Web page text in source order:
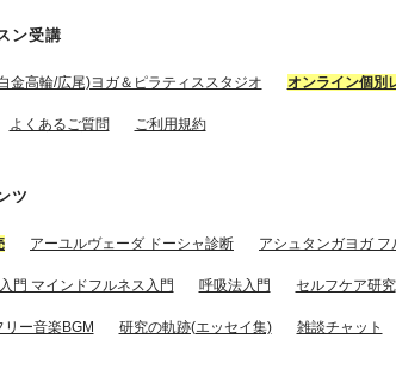
ン受講
金高輪/広尾)ヨガ＆ピラティススタジオ オンライン個別
よくあるご質問 ご利用規約
ツ
アーユルヴェーダ ドーシャ診断 アシュタンガヨガ フ
門 マインドフルネス入門 呼吸法入門 セルフケア研究
リー音楽BGM 研究の軌跡(エッセイ集) 雑談チャット